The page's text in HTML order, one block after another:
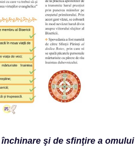
şi de sfinţire a omului